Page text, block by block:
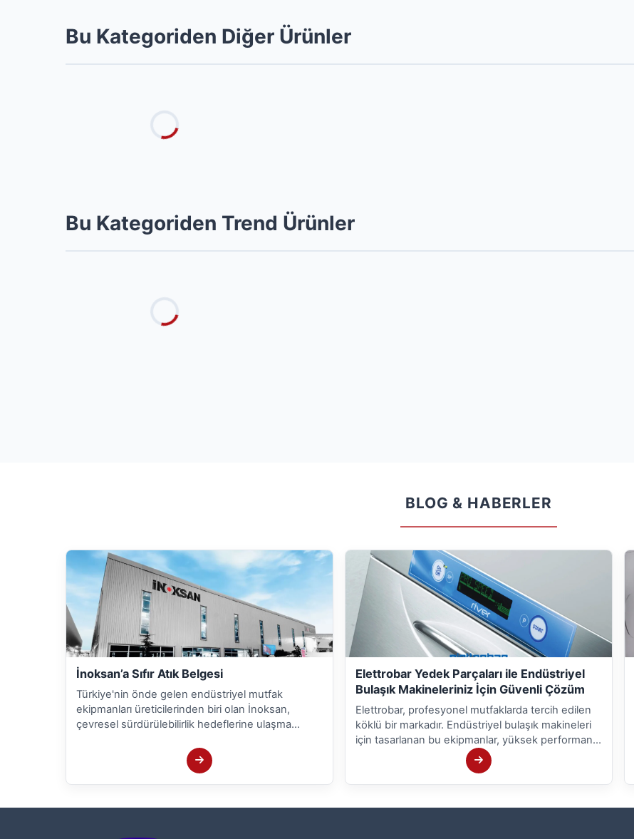
Bu Kategoriden Diğer Ürünler
Bu Kategoriden Trend Ürünler
BLOG & HABERLER
İnoksan’a Sıfır Atık Belgesi
Türkiye'nin önde gelen endüstriyel mutfak
ekipmanları üreticilerinden biri olan İnoksan,
çevresel sürdürülebilirlik hedeflerine ulaşma
atarak Çevre ve Şehircilik Bakanlığı tarafından
verilen Sıfır Atık Belgesi almaya hak kazandı.
Elettrobar Yedek Parçaları ile Endüstriyel
Bulaşık Makineleriniz İçin Güvenli Çözüm
Elettrobar, profesyonel mutfaklarda tercih edilen
köklü bir markadır. Endüstriyel bulaşık makineleri
için tasarlanan bu ekipmanlar, yüksek performans
ve dayanıklılıklarıyla öne çıkar. Markanın
başarısının ardında ise Elettrobar yedek
parçalarının önemi büyüktür.